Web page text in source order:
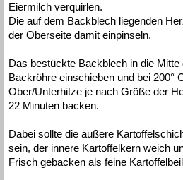
Eiermilch verquirlen.
Die auf dem Backblech liegenden
der Oberseite damit einpinseln.
Das bestückte Backblech in die Mitte
Backröhre einschieben und bei 200°
Ober/Unterhitze je nach Größe der
22 Minuten backen.
Dabei sollte die äußere
sein, der innere Kartoffelkern weich
Frisch gebacken als feine